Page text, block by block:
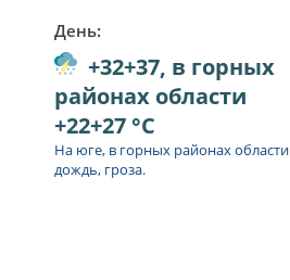
День:
+32+37, в горных
районах области
+22+27 °C
На юге, в горных районах области
дождь, гроза.